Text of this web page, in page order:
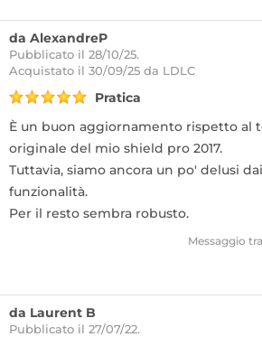
da AlexandreP
Pubblicato il 28/10/25.
Acquistato il 30/09/25 da LDLC
Pratica
È un buon aggiornamento rispetto al
originale del mio shield pro 2017.
Tuttavia, siamo ancora un po' delusi
funzionalità.
Per il resto sembra robusto.
Messaggio
da Laurent B
Pubblicato il 27/07/22.